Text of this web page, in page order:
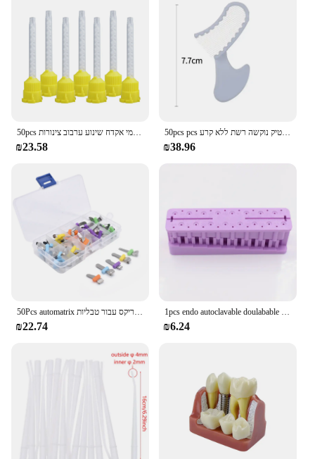
50pcs שיניים ערבוב טיפים הפנוי סיליקון גומי ערבוב ראש רפואת שיניים חומרים סיליקון גומי אקדח שינוע ערבוב צינורות
₪23.58
50pcs pcs הרושם שיניים חד פעמי מגשים ערכות רישום המגש עם מסגרת פלסטיק נוקשה רשת ללא קרע
₪38.96
50Pcs automatrix שיניים ערכת מטריקס להקות עם הלבשה שיניים מטריקס מטריצות חתך מטריקס עבור טבליות
₪22.74
1pcs endo autoclavable doulabable docontic docontic block שיניים מכשיר שיניים חודרנית
₪6.24